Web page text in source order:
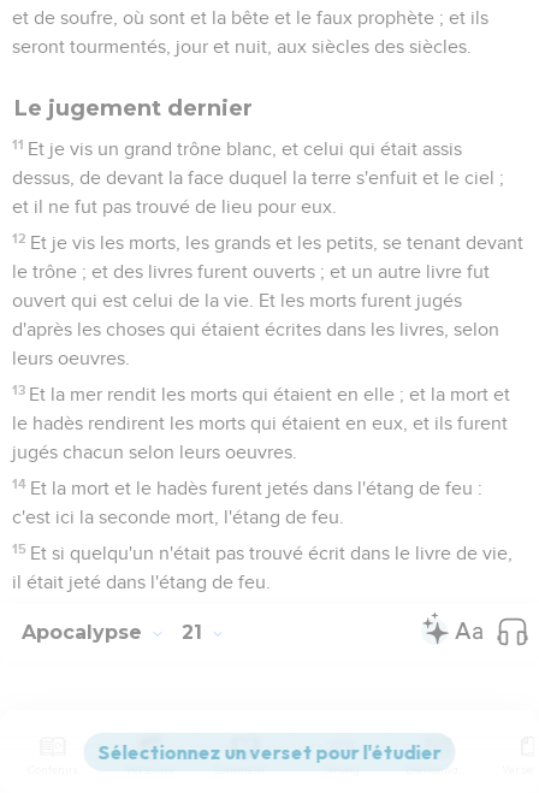
et de soufre, où sont et la bête et le faux prophète ; et ils
seront tourmentés, jour et nuit, aux siècles des siècles.
Le jugement dernier
11 Et je vis un grand trône blanc, et celui qui était assis
dessus, de devant la face duquel la terre s'enfuit et le ciel ;
et il ne fut pas trouvé de lieu pour eux.
12 Et je vis les morts, les grands et les petits, se tenant devant
le trône ; et des livres furent ouverts ; et un autre livre fut
ouvert qui est celui de la vie. Et les morts furent jugés
d'après les choses qui étaient écrites dans les livres, selon
leurs oeuvres.
13 Et la mer rendit les morts qui étaient en elle ; et la mort et
le hadès rendirent les morts qui étaient en eux, et ils furent
jugés chacun selon leurs oeuvres.
14 Et la mort et le hadès furent jetés dans l'étang de feu :
c'est ici la seconde mort, l'étang de feu.
15 Et si quelqu'un n'était pas trouvé écrit dans le livre de vie,
il était jeté dans l'étang de feu.
Apocalypse 21
Versions Commentaires Strong